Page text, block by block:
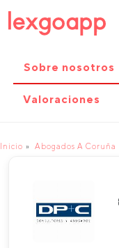
Sobre nosotros
Valoraciones
Inicio Abogados A Coruña